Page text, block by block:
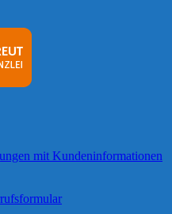
mit Kundeninformationen